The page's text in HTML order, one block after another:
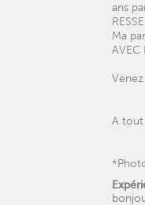
ans
Ma
AVEC
A tout